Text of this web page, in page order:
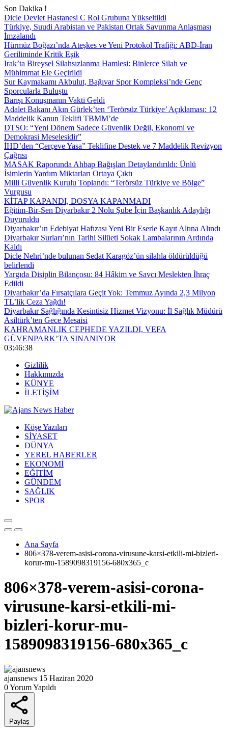
Son Dakika !
Dicle Devlet Hastanesi C Rol Grubuna Yükseltildi
Türkiye, Suudi Arabistan ve Pakistan Ortak Savunma Anlaşması
İmzalandı
Hürmüz Boğazı’nda Ateşkes ve Yeni Protokol Trafiği: ABD-İran
Geriliminde Kritik Eşik
Irak’ta Bireysel Silahsızlanma Hamlesi: Binlerce Silah ve
Mühimmat Ele Geçirildi
Sur Kaymakamı Akbulut, Bağıvar Spor Kompleksi’nde Genç
Sporcularla Buluştu
Barışı Konuşmanın Vakti Geldi
Adalet Bakanı Akın Gürlek’ten ‘Terörsüz Türkiye’ Açıklaması: 12
Maddelik Kanun Teklifi TBMM’de
DTSO: “Yeni Dönem Sadece Güvenlik Değil, Ekonomi ve
Demokrasi Meselesidir”
İHD’den “Çerçeve Yasa” Teklifine Destek ve 7 Maddelik Revizyon
Çağrısı
MASAK Raporunda Ahbap Bağışları Detaylandırıldı: Ünlü
İsimlerin Yardım Miktarları Ortaya Çıktı
Milli Güvenlik Kurulu Toplandı: “Terörsüz Türkiye ve Bölge”
Vurgusu
KİTAP KAPANDI, DOSYA KAPANMADI
Eğitim-Bir-Sen Diyarbakır 2 Nolu Şube İçin Başkanlık Adaylığı
Duyuruldu
Diyarbakır’ın Edebiyat Hafızası Yeni Bir Eserle Kayıt Altına Alındı
Diyarbakır Surları’nın Tarihi Silüeti Sokak Lambalarının Ardında
Kaldı
Dicle Nehri’nde bulunan Sedat Karagöz’ün silahla öldürüldüğü
belirlendi
Yargıda Disiplin Bilançosu: 84 Hâkim ve Savcı Meslekten İhraç
Edildi
Diyarbakır’da Fırsatçılara Geçit Yok: Temmuz Ayında 2,3 Milyon
TL’lik Ceza Yağdı!
Diyarbakır Sağlığında Kesintisiz Hizmet Vizyonu: İl Sağlık Müdürü
Asiltürk’ten Gece Mesaisi
KAHRAMANLIK CEPHEDE YAZILDI, VEFA
GÜVENPARK’TA SINANIYOR
03:46:39
Gizlilik
Hakkımızda
KÜNYE
İLETİŞİM
Köşe Yazıları
SİYASET
DÜNYA
YEREL HABERLER
EKONOMİ
EĞİTİM
GÜNDEM
SAĞLIK
SPOR
Ana Sayfa
806×378-verem-asisi-corona-virusune-karsi-etkili-mi-bizleri-
korur-mu-1589098319156-680x365_c
806×378-verem-asisi-corona-
virusune-karsi-etkili-mi-
bizleri-korur-mu-
1589098319156-680x365_c
ajansnews 15 Haziran 2020
0 Yorum Yapıldı
Paylaş